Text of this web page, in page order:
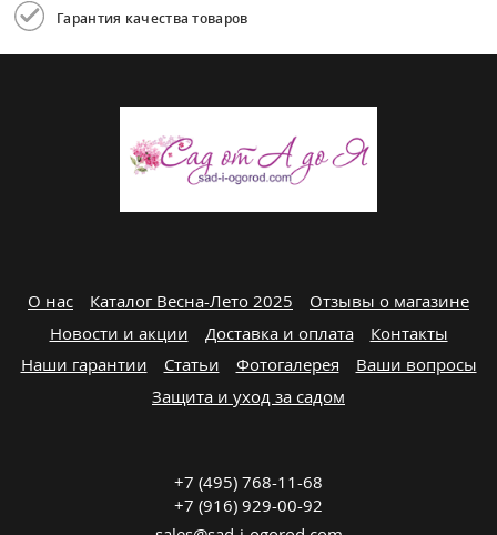
Гарантия качества товаров
О нас Каталог Весна-Лето 2025
Отзывы о магазине
Новости и акции
Доставка и оплата
Контакты
Наши гарантии
Статьи Фотогалерея
Ваши вопросы
Защита и уход за садом
+7 (495) 768-11-68
+7 (916) 929-00-92